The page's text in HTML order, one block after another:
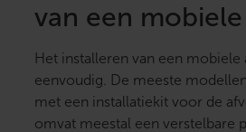
van een
Het installeren van een
eenvoudig. De meeste
met een installatiekit voor de
omvat meestal een verstelbare